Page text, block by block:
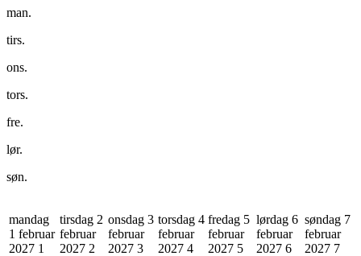
man.
tirs.
ons.
tors.
fre.
lør.
søn.
mandag
1 februar
2027 1
tirsdag 2
februar
2027 2
onsdag 3
februar
2027 3
torsdag 4
februar
2027 4
fredag 5
februar
2027 5
lørdag 6
februar
2027 6
søndag 7
februar
2027 7